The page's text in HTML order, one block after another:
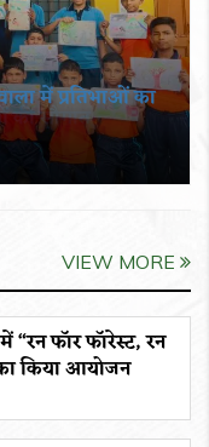
में प्रतिभाओं का
VIEW MORE
“रन फॉर फॉरेस्ट, रन
किया आयोजन